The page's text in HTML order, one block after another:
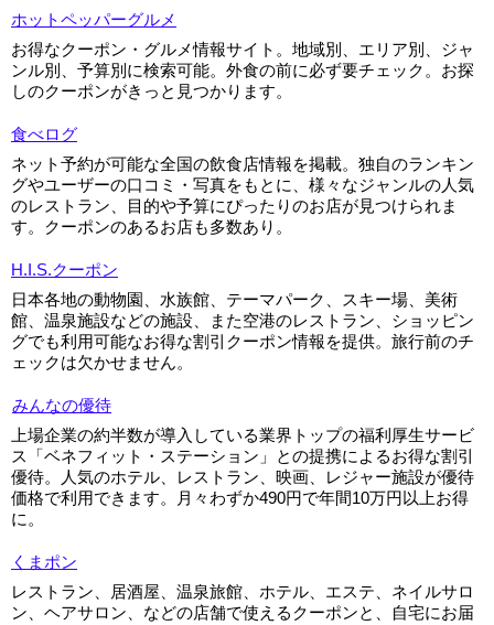
ホットペッパーグルメ
お得なクーポン・グルメ情報サイト。地域別、エリア別、ジャ
ンル別、予算別に検索可能。外食の前に必ず要チェック。お探
しのクーポンがきっと見つかります。
食べログ
ネット予約が可能な全国の飲食店情報を掲載。独自のランキン
グやユーザーの口コミ・写真をもとに、様々なジャンルの人気
のレストラン、目的や予算にぴったりのお店が見つけられま
す。クーポンのあるお店も多数あり。
H.I.S.クーポン
日本各地の動物園、水族館、テーマパーク、スキー場、美術
館、温泉施設などの施設、また空港のレストラン、ショッピン
グでも利用可能なお得な割引クーポン情報を提供。旅行前のチ
ェックは欠かせません。
みんなの優待
上場企業の約半数が導入している業界トップの福利厚生サービ
ス「ベネフィット・ステーション」との提携によるお得な割引
優待。人気のホテル、レストラン、映画、レジャー施設が優待
価格で利用できます。月々わずか490円で年間10万円以上お得
に。
くまポン
レストラン、居酒屋、温泉旅館、ホテル、エステ、ネイルサロ
ン、ヘアサロン、などの店舗で使えるクーポンと、自宅にお届